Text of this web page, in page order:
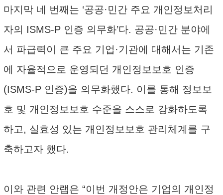
마지막 네 번째는 ‘공공·민간 주요 개인정보처리
자의 ISMS-P 인증 의무화’다. 공공·민간 분야에
서 파급력이 큰 주요 기업·기관에 대해서는 기존
에 자율적으로 운영되던 개인정보보호 인증
(ISMS-P 인증)을 의무화했다. 이를 통해 정보보
호 및 개인정보보호 수준을 스스로 강화하도록
하고, 실효성 있는 개인정보보호 관리체계를 구
축하고자 했다.
이와 관련 안랩은 “이번 개정안은 기업의 개인정